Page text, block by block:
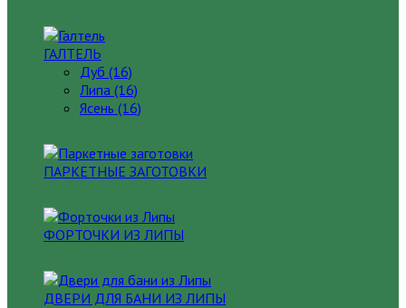
ГАЛТЕЛЬ
Дуб (16)
Липа (16)
Ясень (16)
ПАРКЕТНЫЕ ЗАГОТОВКИ
ФОРТОЧКИ ИЗ ЛИПЫ
ДВЕРИ ДЛЯ БАНИ ИЗ ЛИПЫ